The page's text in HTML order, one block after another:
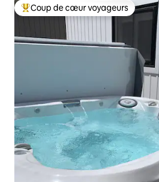
Coup de cœur voyageurs parmi les
Coup de cœur voyageurs